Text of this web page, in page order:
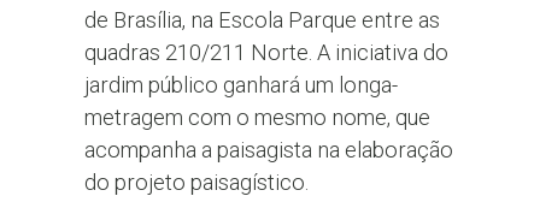
de Brasília, na Escola Parque entre as
quadras 210/211 Norte. A iniciativa do
jardim público ganhará um longa-
metragem com o mesmo nome, que
acompanha a paisagista na elaboração
do projeto paisagístico.